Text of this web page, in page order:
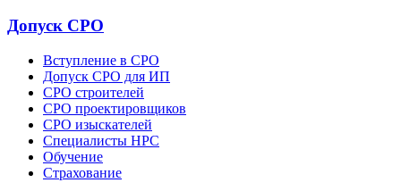
Допуск СРО
Вступление в СРО
Допуск СРО для ИП
СРО строителей
СРО проектировщиков
СРО изыскателей
Специалисты НРС
Обучение
Страхование